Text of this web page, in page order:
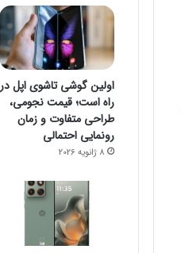
اولین گوشی تاشوی اپل در
راه است؛ قیمت نجومی،
طراحی متفاوت و زمان
رونمایی احتمالی
8 ژانویه 2026